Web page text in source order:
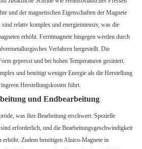
und der magnetischen Eigenschaften der Magnete
relativ komplex und energieintensiv, was die
erhöht. Ferritmagnete hingegen werden durch
Verfahren hergestellt. Die
gepresst und bei hohen Temperaturen gesintert.
und benötigt weniger Energie als die Herstellung
Herstellungskosten führt.
und Endbearbeitung
was ihre Bearbeitung erschwert. Spezielle
erforderlich, und die Bearbeitungsgeschwindigkeit
Zudem benötigen Alnico-Magnete in